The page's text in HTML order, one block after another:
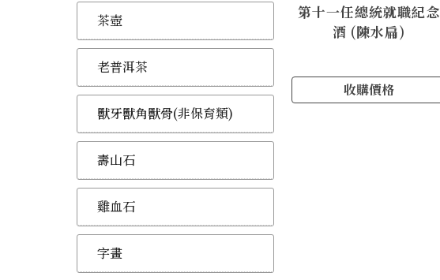
茶壺
老普洱茶
獸牙獸角獸骨(非保育類)
壽山石
雞血石
字畫
第十一任總統就職紀念
酒 (陳水扁)
收購價格